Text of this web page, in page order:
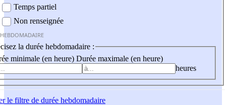
Temps partiel
Non renseignée
la durée hebdomadaire :
minimale (en heure) Durée maximale (en heure)
heures
le filtre de durée hebdomadaire